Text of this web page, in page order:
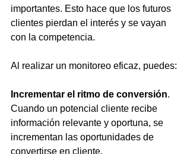
importantes. Esto hace que los futuros
clientes pierdan el interés y se vayan
con la competencia.
Al realizar un monitoreo eficaz, puedes:
Incrementar el ritmo de conversión.
Cuando un potencial cliente recibe
información relevante y oportuna, se
incrementan las oportunidades de
convertirse en cliente.